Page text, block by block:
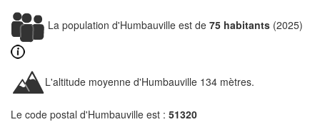
La population d'Humbauville est de 75 habitants (2025)
L'altitude moyenne d'Humbauville 134 mètres.
Le code postal d'Humbauville est : 51320